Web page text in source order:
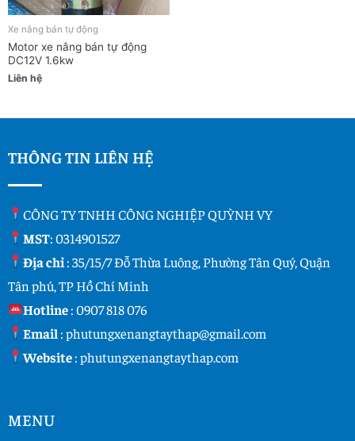
Xe nâng bán tự động
Motor xe nâng bán tự động
DC12V 1.6kw
Liên hệ
THÔNG TIN LIÊN HỆ
CÔNG TY TNHH CÔNG NGHIỆP QUỲNH VY
MST: 0314901527
Địa chỉ: 35/15/7 Đỗ Thừa Luông, Phường Tân Quý, Quận
Tân phú, TP Hồ Chí Minh
Hotline:0907 818 076
Email :phutungxenangtaythap@gmail.com
Website:phutungxenangtaythap.com
MENU